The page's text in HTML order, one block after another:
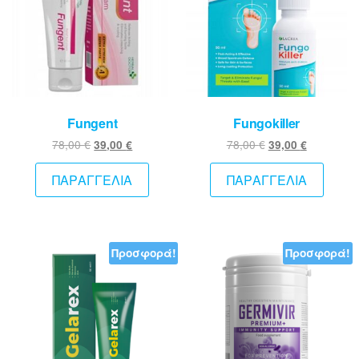
Fungent
78,00€Original
price
was:
78,00 €.
39,00€Η
τρέχουσα
είναι:
ΠΑΡΑΓΓΕΛΙΑ
Fungokiller
78,00€ Original
price
was:
78,00 €.
39,00 €Η
είναι:
ΠΑΡΑΓΓΕΛΙΑ
Προσφορά! Προσφορά!